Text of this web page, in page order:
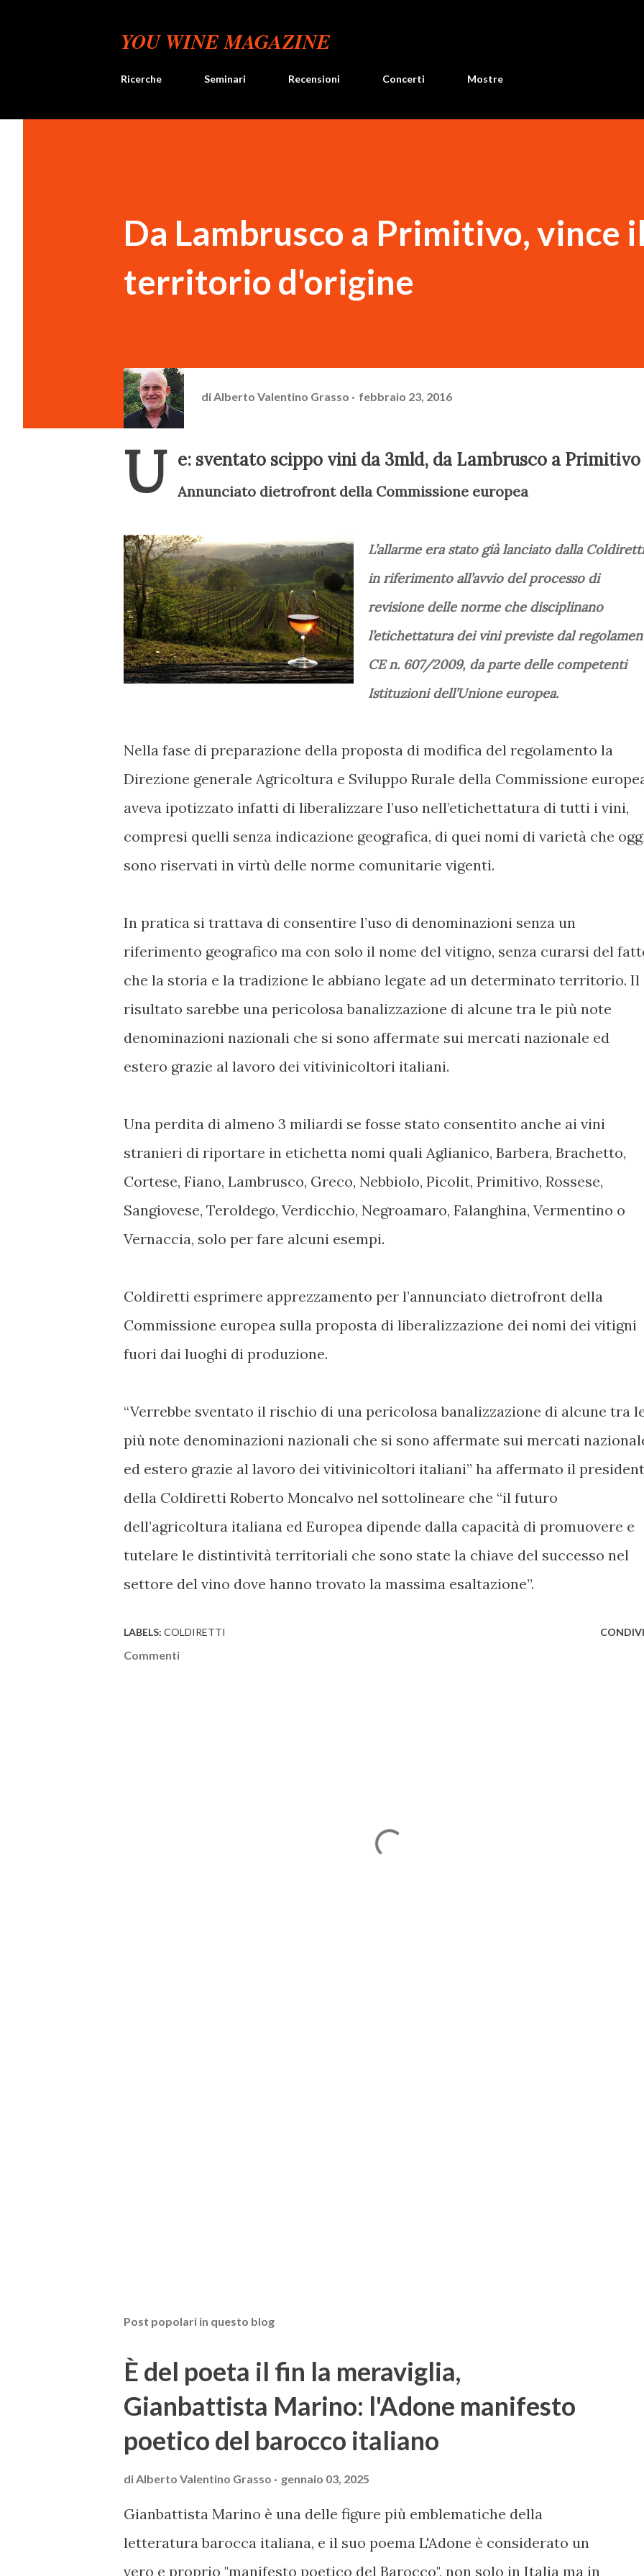
YOU WINE MAGAZINE
Ricerche Seminari Recensioni Concerti Mostre
Da Lambrusco a Primitivo, vince
territorio d'origine
di Alberto Valentino Grasso febbraio 23, 2016
U e: sventato scippo vini da 3mld, da Lambrusco a Primitivo
Annunciato dietrofront della Commissione europea
L’allarme era stato già lanciato dalla Coldiretti
in riferimento all’avvio del processo di
revisione delle norme che disciplinano
l’etichettatura dei vini previste dal
CE n. 607/2009, da parte delle competenti
Istituzioni dell’Unione europea.
Nella fase di preparazione della proposta di modifica del regolamento la
Direzione generale Agricoltura e Sviluppo Rurale della Commissione
aveva ipotizzato infatti di liberalizzare l’uso nell’etichettatura di tutti i vini,
compresi quelli senza indicazione geografica, di quei nomi di varietà che
sono riservati in virtù delle norme comunitarie vigenti.
In pratica si trattava di consentire l’uso di denominazioni senza un
riferimento geografico ma con solo il nome del vitigno, senza curarsi del
che la storia e la tradizione le abbiano legate ad un determinato territorio. Il
risultato sarebbe una pericolosa banalizzazione di alcune tra le più note
denominazioni nazionali che si sono affermate sui mercati nazionale ed
estero grazie al lavoro dei vitivinicoltori italiani.
Una perdita di almeno 3 miliardi se fosse stato consentito anche ai vini
stranieri di riportare in etichetta nomi quali Aglianico, Barbera, Brachetto,
Cortese, Fiano, Lambrusco, Greco, Nebbiolo, Picolit, Primitivo, Rossese,
Sangiovese, Teroldego, Verdicchio, Negroamaro, Falanghina, Vermentino o
Vernaccia, solo per fare alcuni esempi.
Coldiretti esprimere apprezzamento per l’annunciato dietrofront della
Commissione europea sulla proposta di liberalizzazione dei nomi dei vitigni
fuori dai luoghi di produzione.
“Verrebbe sventato il rischio di una pericolosa banalizzazione di alcune tra
più note denominazioni nazionali che si sono affermate sui mercati
ed estero grazie al lavoro dei vitivinicoltori italiani” ha affermato il
della Coldiretti Roberto Moncalvo nel sottolineare che “il futuro
dell’agricoltura italiana ed Europea dipende dalla capacità di promuovere e
tutelare le distintività territoriali che sono state la chiave del successo nel
settore del vino dove hanno trovato la massima esaltazione”.
LABELS: COLDIRETTI
Commenti
Post popolari in questo blog
È del poeta il fin la meraviglia,
Gianbattista Marino: l'Adone manifesto
poetico del barocco italiano
diAlberto Valentino Grasso gennaio 03, 2025
Gianbattista Marino è una delle figure più emblematiche della
letteratura barocca italiana, e il suo poema L'Adone è considerato un
vero e proprio "manifesto poetico del Barocco", non solo in Italia ma in